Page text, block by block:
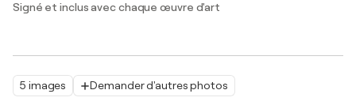
5 images Demander d'autres photos
Signé et inclus avec chaque œuvre d'art